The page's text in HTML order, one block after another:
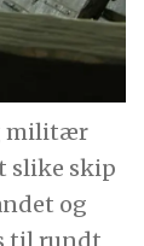
militær
slike skip
og
til rundt